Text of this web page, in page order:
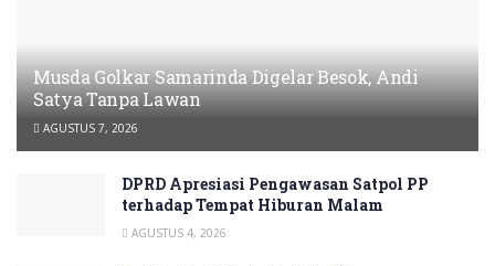
Musda Golkar Samarinda Digelar Besok, Andi
Satya Tanpa Lawan
AGUSTUS 7, 2026
DPRD Apresiasi Pengawasan Satpol PP
terhadap Tempat Hiburan Malam
AGUSTUS 4, 2026